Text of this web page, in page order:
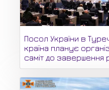
Посол України в
країна планує
саміт до завершення